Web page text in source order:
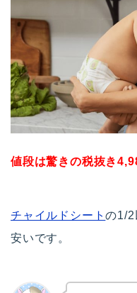
値段は驚きの税抜き
チャイルドシートの1/2
安いです。